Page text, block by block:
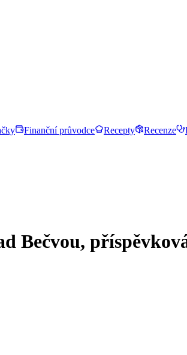
Finanční průvodce Recepty Recenze
Bečvou,